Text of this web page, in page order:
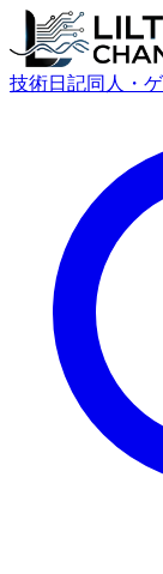
技術日記同人・